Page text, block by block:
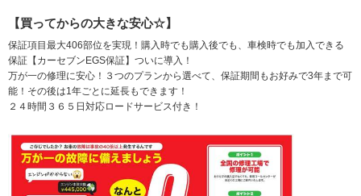
【買ってからの大きな安心☆】
保証項目最大406部位を実現！購入時でも購入後でも、車検時でも加入できる
保証【カーセブンEGS保証】ついに導入！
万が一の修理に安心！３つのプランから選べて、保証期間もお好みで3年まで可
能！その後は1年ごとに延長もできます！
２４時間３６５日対応ロードサービス付き！